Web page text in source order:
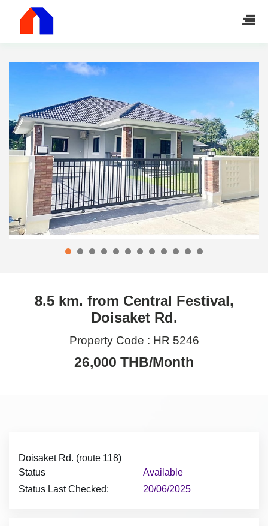
8.5 km. from Central Festival,
Doisaket Rd.
Property Code : HR 5246
26,000 THB/Month
Doisaket Rd. (route 118)
Status
Available
Status Last Checked:
20/06/2025